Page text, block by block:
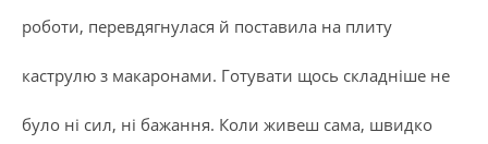
роботи, перевдягнулася й поставила на плиту
каструлю з макаронами. Готувати щось складніше не
було ні сил, ні бажання. Коли живеш сама, швидко